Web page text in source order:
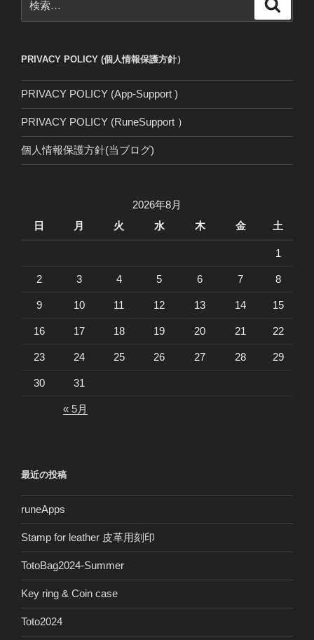
索:
PRIVACY POLICY (個人情報保護方針）
PRIVACY POLICY (App-Support )
PRIVACY POLICY (RuneSupport ）
個人情報保護方針(当ブログ)
2026年8月
日
月 火 水 木 金 土
1
2 3 4 5 6 7 8
9 10 11 12 13 14 15
16 17 18 19 20 21 22
23 24 25 26 27 28 29
30 31
« 5月
最近の投稿
runeApps
Stamp for leather 皮革用刻印
TotoBag2024-Summer
Key ring & Coin case
Toto2024